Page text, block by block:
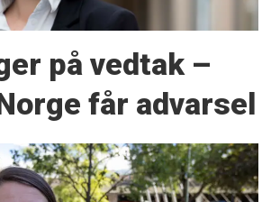
på vedtak –
får advarsel